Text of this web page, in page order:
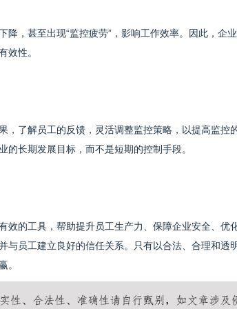
降，甚至出现“监控疲劳”，影响工作效率。因此，企
效性。
，了解员工的反馈，灵活调整监控策略，以提高监控
的长期发展目标，而不是短期的控制手段。
效的工具，帮助提升员工生产力、保障企业安全、优
与员工建立良好的信任关系。只有以合法、合理和透
。